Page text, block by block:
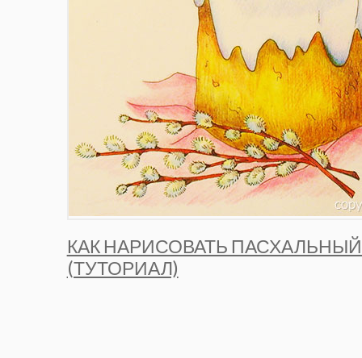
КАК НАРИСОВАТЬ
(ТУТОРИАЛ)